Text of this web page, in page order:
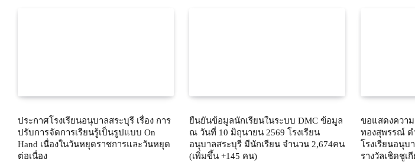
ประกาศโรงเรียนอนุบาลสระบุรี เรื่อง การ
ปรับการจัดการเรียนรู้เป็นรูปแบบ On
Hand เนื่องในวันหยุดราชการและวันหยุด
ต่อเนื่อง
ยืนยันข้อมูลนักเรียนในระบบ DMC ข้อมูล
ณ วันที่ 10 มิถุนายน 2569 โรงเรียน
อนุบาลสระบุรี มีนักเรียน จำนวน 2,674คน
(เพิ่มขึ้น +145 คน)
ขอแสดงควา
ทองสุพรรณ์ ต
โรงเรียนอนุบ
รางวัลเชิดชูเ